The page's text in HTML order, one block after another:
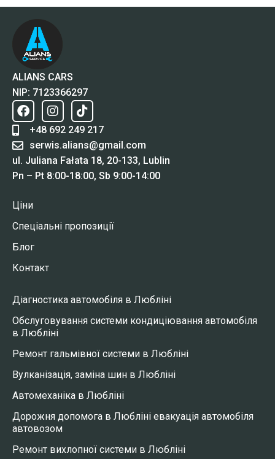
ALIANS CARS
NIP: 7123366297
+48 692 249 217
serwis.alians@gmail.com
ul. Juliana Fałata 18, 20-133, Lublin
Pn – Pt 8:00-18:00, Sb 9:00-14:00
Ціни
Спеціальні пропозиції
Блог
Контакт
Діагностика автомобіля в Любліні
Обслуговування системи кондиціювання автомобіля
в Любліні
Ремонт гальмівної системи в Любліні
Вулканізація, заміна шин в Любліні
Автомеханіка в Любліні
Дорожня допомога в Любліні евакуація автомобіля
автовозом
Ремонт вихлопної системи в Любліні